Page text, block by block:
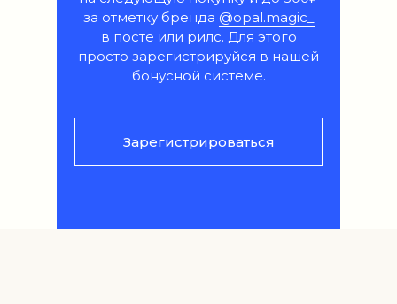
Зарегистрироваться
за отметку бренда @opal.magic_
в посте или рилс. Для этого
просто зарегистрируйся в нашей
бонусной системе.